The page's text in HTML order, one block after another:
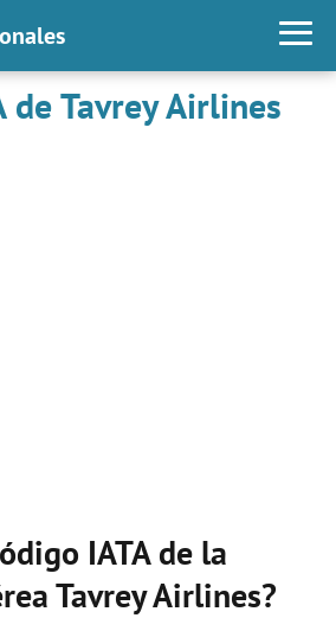
de Tavrey Airlines
IATA de la
Tavrey Airlines?